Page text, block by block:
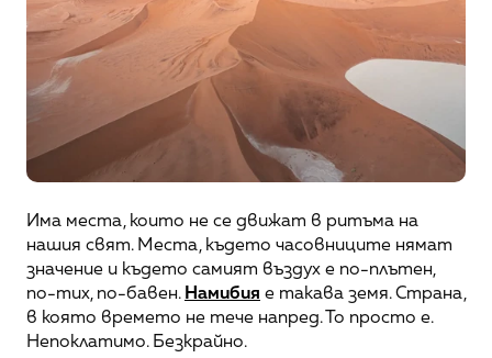
Има места, които не се движат в ритъма на
нашия свят. Места, където часовниците нямат
значение и където самият въздух е по-плътен,
по-тих, по-бавен. Намибия е такава земя. Страна,
в която времето не тече напред. То просто е.
Непоклатимо. Безкрайно.